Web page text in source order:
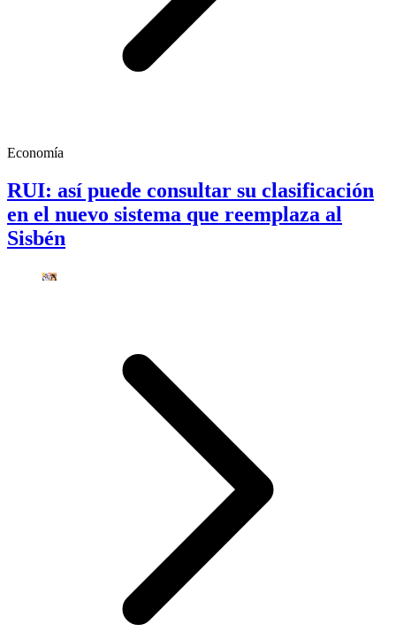
Economía
RUI: así puede consultar su clasificación
en el nuevo sistema que reemplaza al
Sisbén